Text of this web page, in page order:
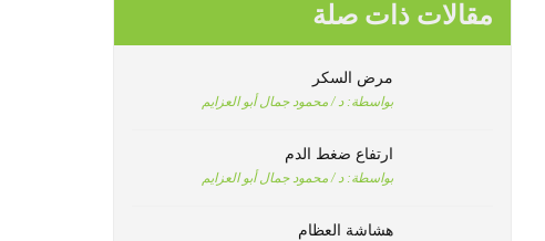
مقالات ذات صلة
مرض السكر
بواسطة:د / محمود جمال أبو العزايم
ارتفاع ضغط الدم
بواسطة:د / محمود جمال أبو العزايم
هشاشة العظام